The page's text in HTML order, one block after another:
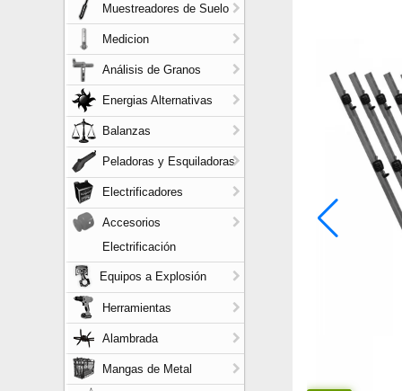
Muestreadores de Suelo
Medicion
Análisis de Granos
Energias Alternativas
Balanzas
Peladoras y Esquiladoras
Electrificadores
Accesorios
Electrificación
Equipos a Explosión
Herramientas
Alambrada
Mangas de Metal